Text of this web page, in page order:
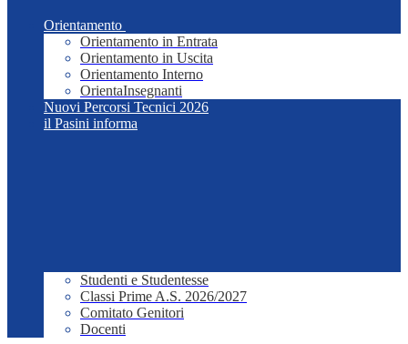
Orientamento
Orientamento in Entrata
Orientamento in Uscita
Orientamento Interno
OrientaInsegnanti
Nuovi Percorsi Tecnici 2026
il Pasini informa
Studenti e Studentesse
Classi Prime A.S. 2026/2027
Comitato Genitori
Docenti